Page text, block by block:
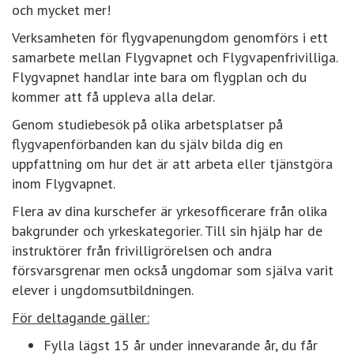
och mycket mer!
Verksamheten för flygvapenungdom genomförs i ett
samarbete mellan Flygvapnet och Flygvapenfrivilliga.
Flygvapnet handlar inte bara om flygplan och du
kommer att få uppleva alla delar.
Genom studiebesök på olika arbetsplatser på
flygvapenförbanden kan du själv bilda dig en
uppfattning om hur det är att arbeta eller tjänstgöra
inom Flygvapnet.
Flera av dina kurschefer är yrkesofficerare från olika
bakgrunder och yrkeskategorier. Till sin hjälp har de
instruktörer från frivilligrörelsen och andra
försvarsgrenar men också ungdomar som själva varit
elever i ungdomsutbildningen.
För deltagande gäller:
Fylla lägst 15 år under innevarande år, du får